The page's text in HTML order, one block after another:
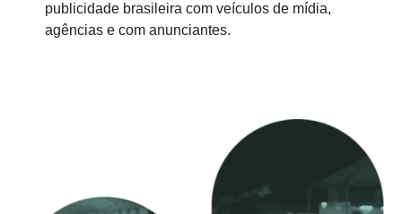
publicidade brasileira com veículos de mídia,
agências e com anunciantes.